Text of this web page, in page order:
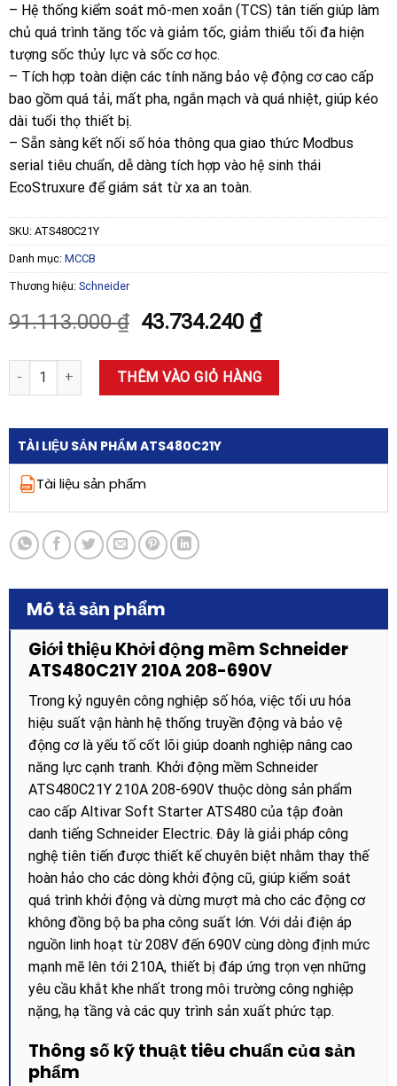
– Hệ thống kiểm soát mô-men xoắn (TCS) tân tiến giúp làm
chủ quá trình tăng tốc và giảm tốc, giảm thiểu tối đa hiện
tượng sốc thủy lực và sốc cơ học.
– Tích hợp toàn diện các tính năng bảo vệ động cơ cao cấp
bao gồm quá tải, mất pha, ngắn mạch và quá nhiệt, giúp kéo
dài tuổi thọ thiết bị.
– Sẵn sàng kết nối số hóa thông qua giao thức Modbus
serial tiêu chuẩn, dễ dàng tích hợp vào hệ sinh thái
EcoStruxure để giám sát từ xa an toàn.
SKU: ATS480C21Y
Danh mục: MCCB
Thương hiệu: Schneider
91.113.000₫ Giá
là:
91.113.000 ₫.
43.734.240 ₫Giá
tại
là:
Khởi động mềm Schneider ATS480C21Y 210A 208-690V số lượng
THÊM VÀO GIỎ HÀNG
TÀI LIỆU SẢN PHẨM ATS480C21Y
Tài liệu sản phẩm
Mô tả sản phẩm
Giới thiệu Khởi động mềm Schneider
ATS480C21Y 210A 208-690V
Trong kỷ nguyên công nghiệp số hóa, việc tối ưu hóa
hiệu suất vận hành hệ thống truyền động và bảo vệ
động cơ là yếu tố cốt lõi giúp doanh nghiệp nâng cao
năng lực cạnh tranh. Khởi động mềm Schneider
ATS480C21Y 210A 208-690V thuộc dòng sản phẩm
cao cấp Altivar Soft Starter ATS480 của tập đoàn
danh tiếng Schneider Electric. Đây là giải pháp công
nghệ tiên tiến được thiết kế chuyên biệt nhằm thay thế
hoàn hảo cho các dòng khởi động cũ, giúp kiểm soát
quá trình khởi động và dừng mượt mà cho các động cơ
không đồng bộ ba pha công suất lớn. Với dải điện áp
nguồn linh hoạt từ 208V đến 690V cùng dòng định mức
mạnh mẽ lên tới 210A, thiết bị đáp ứng trọn vẹn những
yêu cầu khắt khe nhất trong môi trường công nghiệp
nặng, hạ tầng và các quy trình sản xuất phức tạp.
Thông số kỹ thuật tiêu chuẩn của sản
phẩm